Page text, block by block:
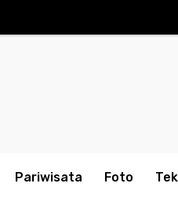
Pariwisata Foto